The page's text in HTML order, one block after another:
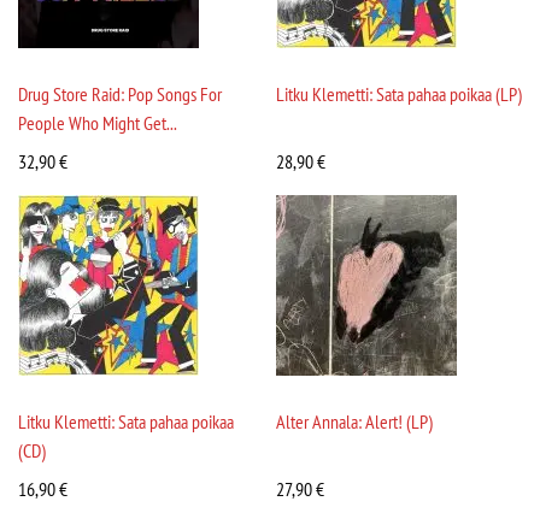
Drug Store Raid: Pop Songs For
People Who Might Get...
32,90€
Litku Klemetti: Sata pahaa poikaa (LP)
28,90€
Litku Klemetti: Sata pahaa poikaa
(CD)
16,90€
Alter Annala: Alert! (LP)
27,90€